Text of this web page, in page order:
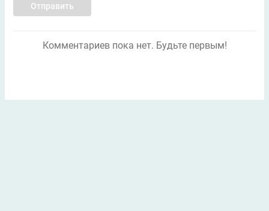
Отправить
Комментариев пока нет. Будьте первым!